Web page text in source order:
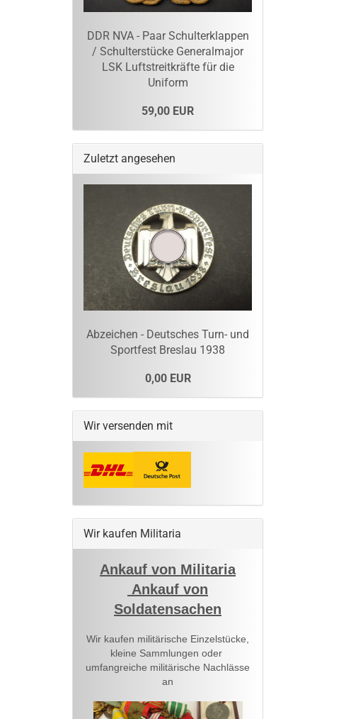
DDR NVA - Paar Schulterklappen
/ Schulterstücke Generalmajor
LSK Luftstreitkräfte für die
Uniform
59,00 EUR
Zuletzt angesehen
Abzeichen - Deutsches Turn- und
Sportfest Breslau 1938
0,00 EUR
Wir versenden mit
Wir kaufen Militaria
Ankauf von Militaria
Ankauf von
Soldatensachen
Wir kaufen militärische Einzelstücke,
kleine Sammlungen oder
umfangreiche militärische Nachlässe
an